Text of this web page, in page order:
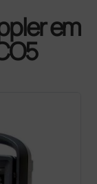
em